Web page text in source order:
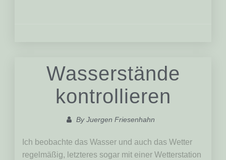
Wasserstände
kontrollieren
ByJuergen Friesenhahn
Ich beobachte das Wasser und auch das Wetter
regelmäßig, letzteres sogar mit einer Wetterstation